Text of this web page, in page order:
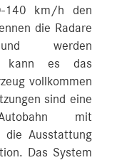
km/h den
die Radare
werden
kann es das
vollkommen
sind eine
mit
die Ausstattung
Das System